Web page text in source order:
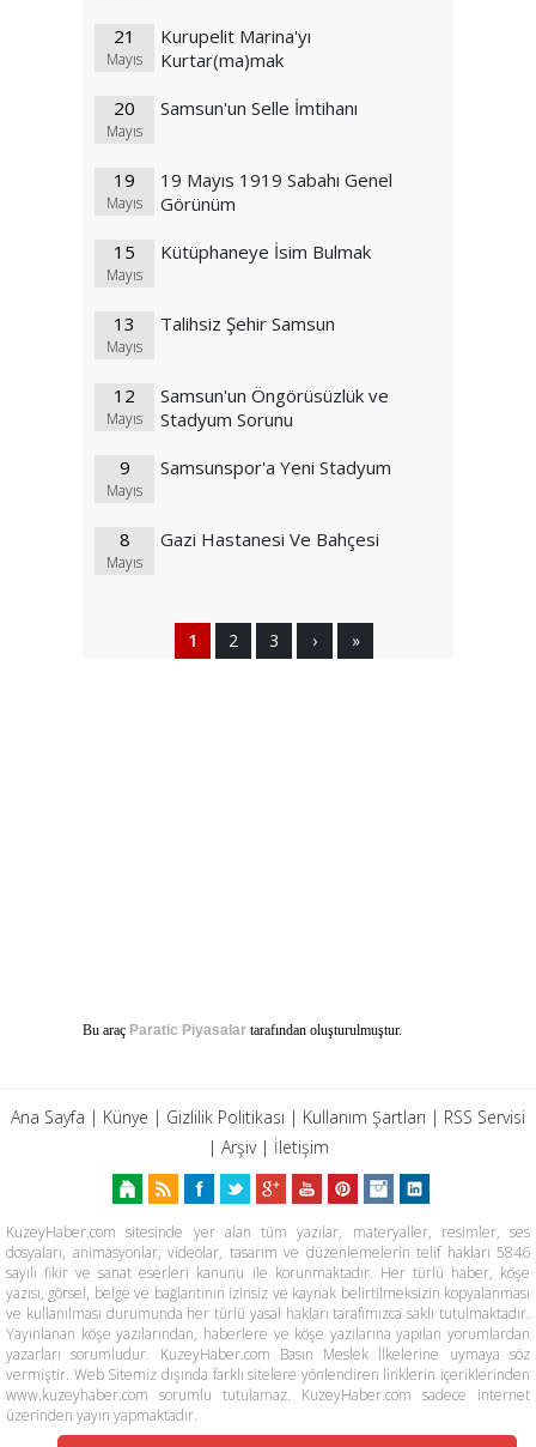
21
Mayıs
Kurupelit Marina'yı
Kurtar(ma)mak
20
Mayıs
Samsun'un Selle İmtihanı
19
Mayıs
19 Mayıs 1919 Sabahı Genel
Görünüm
15
Mayıs
Kütüphaneye İsim Bulmak
13
Mayıs
Talihsiz Şehir Samsun
12
Mayıs
Samsun'un Öngörüsüzlük ve
Stadyum Sorunu
9
Mayıs
Samsunspor'a Yeni Stadyum
8
Mayıs
Gazi Hastanesi Ve Bahçesi
1 2 3 › »
Bu araç Paratic Piyasalar tarafından oluşturulmuştur.
Ana Sayfa | Künye | Gizlilik Politikası | Kullanım Şartları | RSS Servisi
| Arşiv| İletişim
KuzeyHaber.com sitesinde yer alan tüm yazılar, materyaller, resimler, ses
dosyaları, animasyonlar, videolar, tasarım ve düzenlemelerin telif hakları 5846
sayılı fikir ve sanat eserleri kanunu ile korunmaktadır. Her türlü haber, köşe
yazısı, görsel, belge ve bağlantının izinsiz ve kaynak belirtilmeksizin kopyalanması
ve kullanılması durumunda her türlü yasal hakları tarafımızca saklı tutulmaktadır.
Yayınlanan köşe yazılarından, haberlere ve köşe yazılarına yapılan yorumlardan
yazarları sorumludur. KuzeyHaber.com Basın Meslek İlkelerine uymaya söz
vermiştir. Web Sitemiz dışında farklı sitelere yönlendiren linklerin içeriklerinden
www.kuzeyhaber.com sorumlu tutulamaz. KuzeyHaber.com sadece internet
üzerinden yayın yapmaktadır.